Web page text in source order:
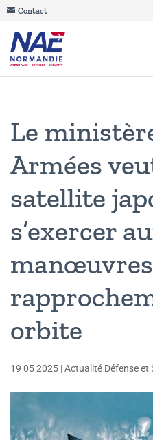
Contact
Le
Armées
satellite
s’exercer
orbite
19 05 2025 |Actualité Défense et